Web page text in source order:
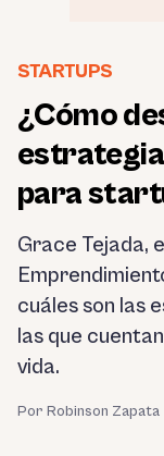
STARTUPS
¿Cómo
para
Grace Tejada,
cuáles son las
las que
vida.
Por Robinson Zapata